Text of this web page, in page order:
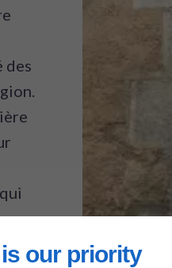
our priority
des